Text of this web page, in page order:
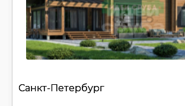
Санкт-Петербург